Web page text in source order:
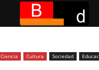
Ciencia Cultura Sociedad